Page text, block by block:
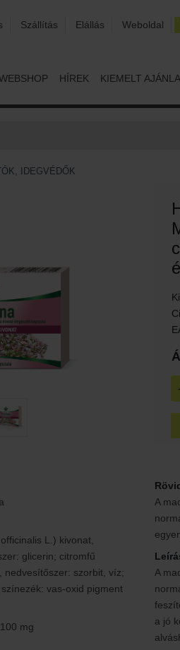
Szállítás Elállás Weboldal
HÍREK KIEMELT
IDEGVÉDŐK
-
L.) kivonat,
glicerin; citromfű
nedvesítőszer: szorbit, víz;
vas-oxid pigment
100 mg
A
A
a jó